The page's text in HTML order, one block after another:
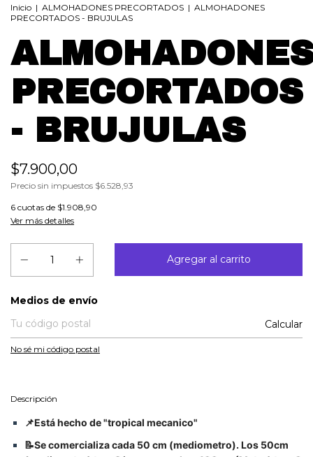
Inicio | ALMOHADONES PRECORTADOS | ALMOHADONES
PRECORTADOS - BRUJULAS
PRECORTADOS
- BRUJULAS
$7.900,00
Precio sin impuestos $6.528,93
6 cuotas de $1.908,90
Ver más detalles
Entregas para el CP:
Medios de envío
Calcular
No sé mi código postal
Descripción
📌Está hecho de "tropical mecanico"
📝Se comercializa cada 50 cm (mediometro). Los 50cm